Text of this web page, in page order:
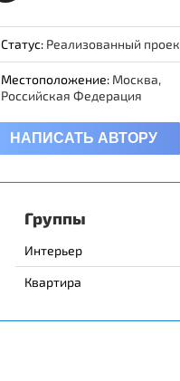
Статус: Реализованный
Местоположение: Москва,
Российская Федерация
НАПИСАТЬ АВТОРУ
Группы
Интерьер
Квартира